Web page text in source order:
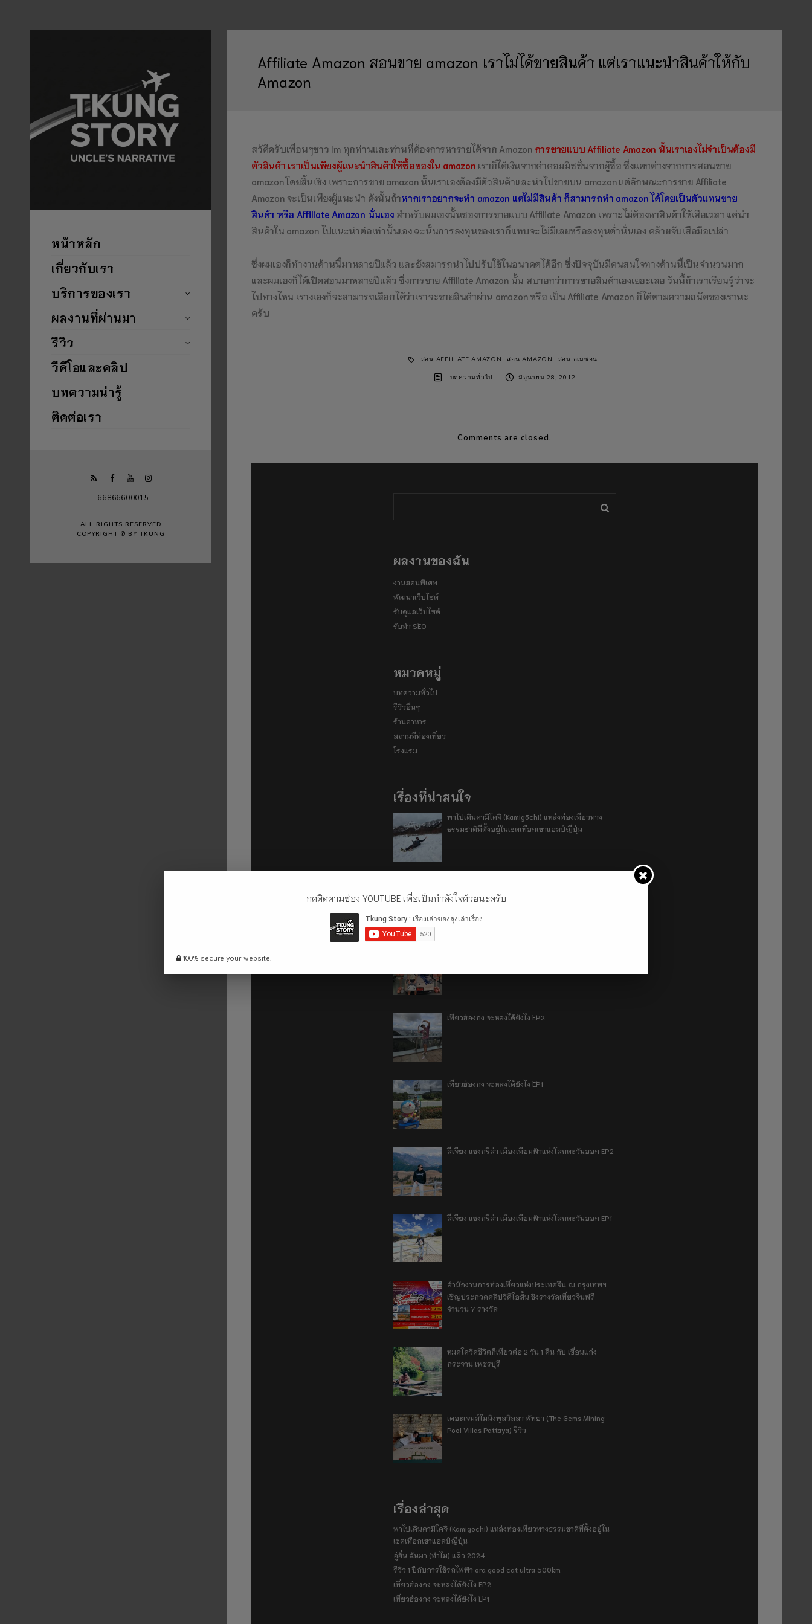
หน้าหลัก
เกี่ยวกับเรา
บริการของเรา
ผลงานที่ผ่านมา
รีวิว
วีดีโอและคลิป
บทความน่ารู้
ติดต่อเรา
+66866600015
ALL RIGHTS RESERVED
COPYRIGHT © BY TKUNG
Affiliate Amazon สอนขาย amazon เราไม่ได้ขายสินค้า แต่เราแนะนำสินค้าให้กับ
Amazon
สวัดีครับเพื่อนๆชาว Im ทุกท่านและท่านที่ต้องการหารายได้จาก Amazonการขายแบบ Affiliate Amazon นั้นเราเองไม่จำเป็นต้องมี
ตัวสินค้า เราเป็นเพียงผู้แนะนำสินค้าให้ซื้อของใน amazon เราก็ได้เงินจากค่าคอมมิชชั่นจากผู้ซื้อ ซึ่งแตกต่างจากการสอนขาย
amazon โดยสิ้นเชิง เพราะการขาย amazon นั้นเราเองต้องมีตัวสินค้าและนำไปขายบน amazon แต่ลักษณะการขาย Affiliate
Amazon จะเป็นเพียงผู้แนะนำ ดังนั้นถ้าหากเราอยากจะทำ amazon แต่ไม่มีสินค้า ก็สามารถทำ amazon ได้โดยเป็นตัวแทนขาย
สินค้า หรือ Affiliate Amazon นั่นเอง สำหรับผมเองนั้นชองการขายแบบ Affiliate Amazon เพราะไม่ต้องหาสินค้าให้เสียเวลา แค่นำ
สินค้าใน amazon ไปแนะนำต่อเท่านั้นเอง ฉะนั้นการลงทุนของเราก็แทบจะไม่มีเลยหรือลงทุนต่ำนั่นเอง คล้ายจับเสือมือเปล่า
ซึ่งผมเองก็ทำงานด้านนี้มาหลายปีแล้ว และยังสมารถนำไปปรับใช้ในอนาคตได้อีก ซึ่งปัจจุบันมีคนสนใจทางด้านนี้เป็นจำนวนมาก
และผมเองก็ได้เปิดสอนมาหลายปีแล้ว ซึ่งการขาย Affiliate Amazon นั้น สบายกว่าการขายสินค้าเองเยอะเลย วันนี้ถ้าเราเรียนรู้ว่าจะ
ไปทางไหน เรางเองก็จะสามารถเลือกได้ว่าเราจะขายสินค้าผ่าน amazon หรือ เป็น Affiliate Amazon ก็ได้ตามความถนัดของเรานะ
ครับ
สอน AFFILIATE AMAZON สอน AMAZON สอน อเมซอน
บทความทั่วไป มิถุนายน 28, 2012
Comments are closed.
ผลงานของฉัน
งานสอนพิเศษ
พัฒนาเว็บไซต์
รับดูแลเว็บไซต์
รับทำ SEO
หมวดหมู่
บทความทั่วไป
รีวิวอื่นๆ
ร้านอาหาร
สถานที่ท่องเที่ยว
โรงแรม
เรื่องที่น่าสนใจ
พาไปเดินคามิโคจิ (Kamigōchi) แหล่งท่องเที่ยวทาง
ธรรมชาติที่ตั้งอยู่ในเขตเทือกเขาแอลป์ญี่ปุ่น
เที่ยวฮ่องกง จะหลงได้ยังไง EP2
เที่ยวฮ่องกง จะหลงได้ยังไง EP1
ลี่เจียง แชงกรีล่า เมืองเทียมฟ้าแห่งโลกตะวันออก EP2
ลี่เจียง แชงกรีล่า เมืองเทียมฟ้าแห่งโลกตะวันออก EP1
สำนักงานการท่องเที่ยวแห่งประเทศจีน ณ กรุงเทพฯ
เชิญประกวดคลิปวิดีโอสั้น ชิงรางวัลเที่ยวจีนฟรี
จำนวน 7 รางวัล
หมดโควิดชีวิตก็เที่ยวต่อ 2 วัน 1 คืน กับ เขื่อนแก่ง
กระจาน เพชรบุรี
เดอะเจมส์ไมนิงพูลวิลลา พัทยา (The Gems Mining
Pool Villas Pattaya) รีวิว
เรื่องล่าสุด
พาไปเดินคามิโคจิ (Kamigōchi) แหล่งท่องเที่ยวทางธรรมชาติที่ตั้งอยู่ใน
เขตเทือกเขาแอลป์ญี่ปุ่น
อู่ฮั่น ฉันมา (ทำไม) แล้ว 2024
รีวิว 1 ปีกับการใช้รถไฟฟ้า ora good cat ultra 500km
เที่ยวฮ่องกง จะหลงได้ยังไง EP2
เที่ยวฮ่องกง จะหลงได้ยังไง EP1
กดติดตามช่อง YOUTUBE เพื่อเป็นกำลังใจด้วยนะครับ
100% secure your website.